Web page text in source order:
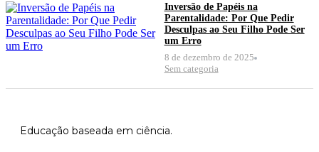
Inversão de Papéis na
Parentalidade: Por Que Pedir
Desculpas ao Seu Filho Pode Ser
um Erro
8 de dezembro de 2025
Sem categoria
Educação baseada em ciência.